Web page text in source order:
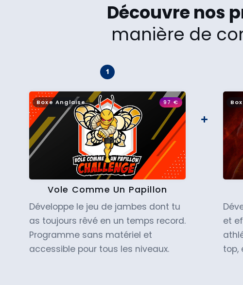
Découvre nos
manière de
Boxe Anglaise 97€
Vole Comme Un Papillon
Développe le jeu de jambes dont tu
as toujours rêvé en un temps record.
Programme sans matériel et
accessible pour tous les niveaux.
et
top,